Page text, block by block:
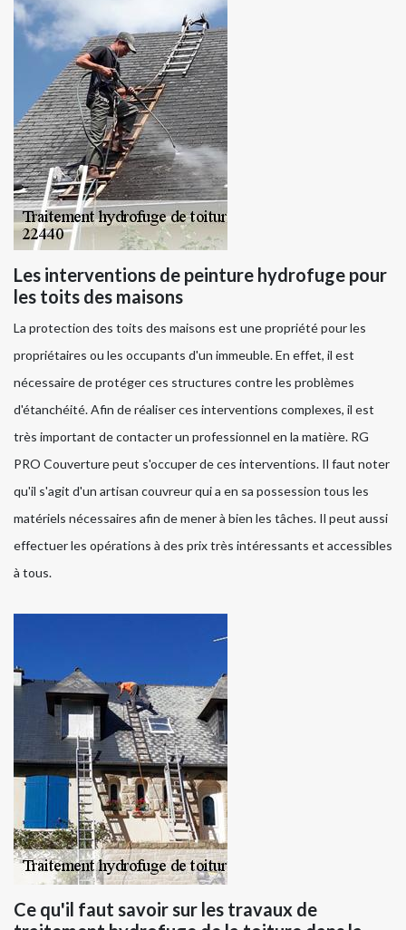
Les interventions de peinture hydrofuge pour
les toits des maisons
La protection des toits des maisons est une propriété pour les
propriétaires ou les occupants d'un immeuble. En effet, il est
nécessaire de protéger ces structures contre les problèmes
d'étanchéité. Afin de réaliser ces interventions complexes, il est
très important de contacter un professionnel en la matière. RG
PRO Couverture peut s'occuper de ces interventions. Il faut noter
qu'il s'agit d'un artisan couvreur qui a en sa possession tous les
matériels nécessaires afin de mener à bien les tâches. Il peut aussi
effectuer les opérations à des prix très intéressants et accessibles
à tous.
Ce qu'il faut savoir sur les travaux de